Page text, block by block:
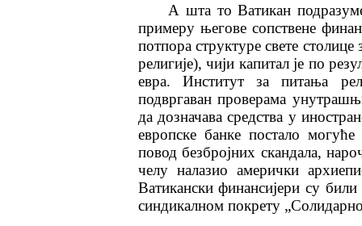
А шта то Ватикан
примеру његове сопствене
потпора структуре свете
религије), чији капитал је по
евра. Институт за питања
подвргаван проверама
да дозначава средства у
европске банке постало
повод безбројних скандала,
челу налазио амерички
Ватикански финансијери су
синдикалном покрету